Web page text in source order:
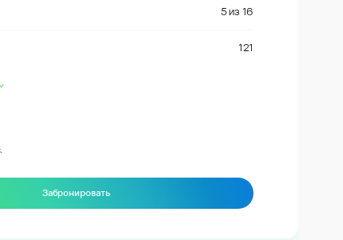
5из 16
121
Забронировать